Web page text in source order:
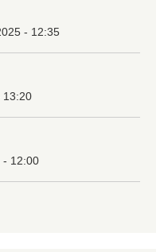
- 12:35
13:20
- 12:00